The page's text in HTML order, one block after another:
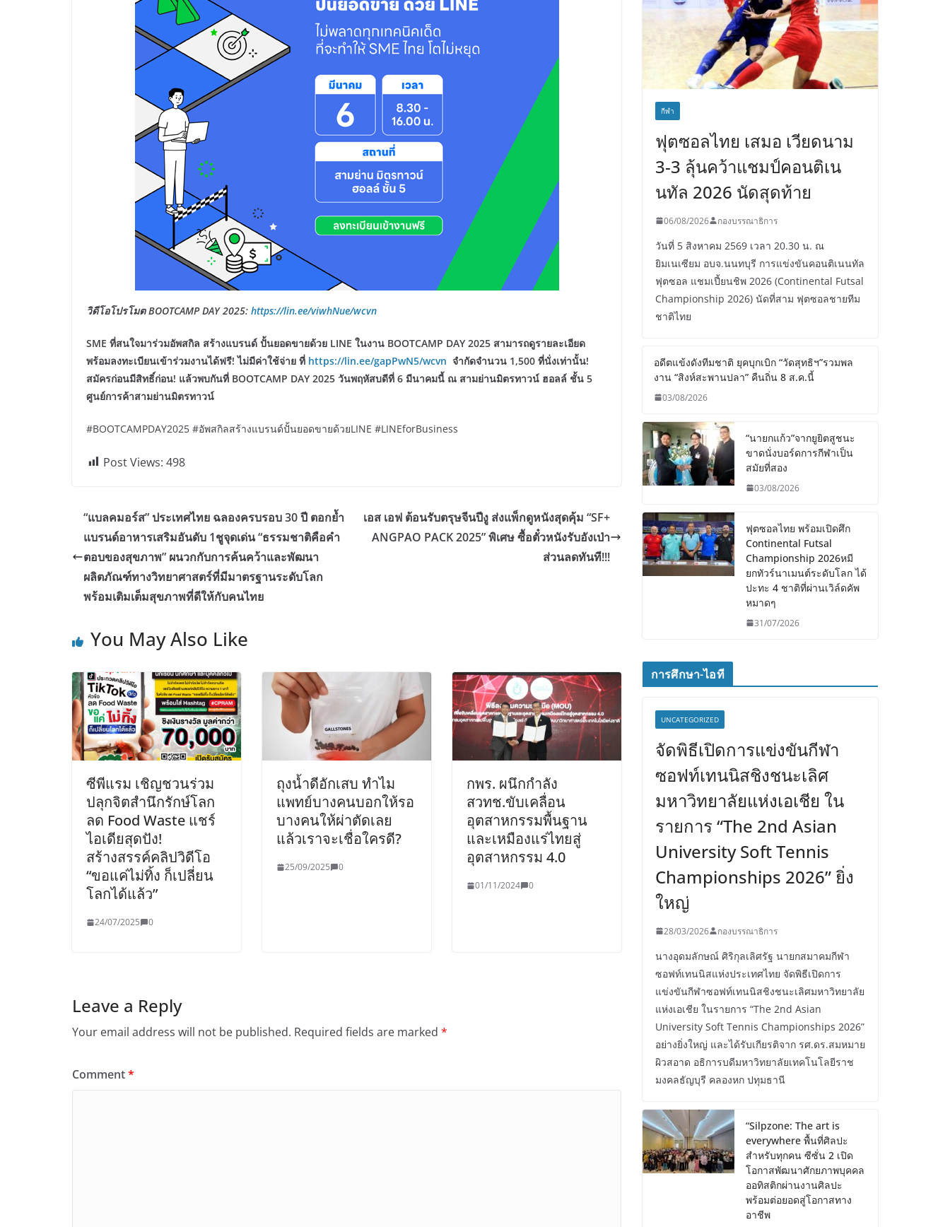
วิดีโอโปรโมตBOOTCAMP DAY 2025: https://lin.ee/viwhNue/wcvn
SME ที่สนใจมาร่วมอัพสกิล สร้างแบรนด์ ปั้นยอดขายด้วย LINE ในงาน BOOTCAMP DAY 2025 สามารถดูรายละเอียด
พร้อมลงทะเบียนเข้าร่วมงานได้ฟรี! ไม่มีค่าใช้จ่าย ที่ https://lin.ee/gapPwN5/wcvn จำกัดจำนวน 1,500 ที่นั่งเท่านั้น!
สมัครก่อนมีสิทธิ์ก่อน! แล้วพบกันที่ BOOTCAMP DAY 2025 วันพฤหัสบดีที่ 6 มีนาคมนี้ ณ สามย่านมิตรทาวน์ ฮอลล์ ชั้น 5
ศูนย์การค้าสามย่านมิตรทาวน์
#BOOTCAMPDAY2025 #อัพสกิลสร้างแบรนด์ปั้นยอดขายด้วยLINE #LINEforBusiness
Post Views: 498
“แบลคมอร์ส” ประเทศไทย ฉลองครบรอบ 30 ปี ตอกย้ำ
แบรนด์อาหารเสริมอันดับ 1ชูจุดเด่น “ธรรมชาติคือคำ
ตอบของสุขภาพ” ผนวกกับการค้นคว้าและพัฒนา
ผลิตภัณฑ์ทางวิทยาศาสตร์ที่มีมาตรฐานระดับโลก
พร้อมเติมเต็มสุขภาพที่ดีให้กับคนไทย
เอส เอฟ ต้อนรับตรุษจีนปีงู ส่งแพ็กดูหนังสุดคุ้ม “SF+
ANGPAO PACK 2025” พิเศษ ซื้อตั๋วหนังรับอังเป่า
ส่วนลดทันที!!!
You May Also Like
ซีพีแรม เชิญชวนร่วม
ปลุกจิตสำนึกรักษ์โลก
ลด Food Waste แชร์
ไอเดียสุดปัง!
สร้างสรรค์คลิปวิดีโอ
“ขอแค่ไม่ทิ้ง ก็เปลี่ยน
โลกได้แล้ว”
24/07/2025 0
ถุงน้ำดีอักเสบ ทำไม
แพทย์บางคนบอกให้รอ
บางคนให้ผ่าตัดเลย
แล้วเราจะเชื่อใครดี?
25/09/2025 0
กพร. ผนึกกำลัง
สวทช.ขับเคลื่อน
อุตสาหกรรมพื้นฐาน
และเหมืองแร่ไทยสู่
อุตสาหกรรม 4.0
01/11/2024 0
Leave a Reply
Your email address will not be published. Required fields are marked *
Comment*
กีฬา
ฟุตซอลไทย เสมอ เวียดนาม
3-3 ลุ้นคว้าแชมป์คอนติเน
นทัล 2026 นัดสุดท้าย
06/08/2026 กองบรรณาธิการ
วันที่ 5 สิงหาคม 2569 เวลา 20.30 น. ณ
ยิมเนเซียม อบจ.นนทบุรี การแข่งขันคอนติเนนทัล
ฟุตซอล แชมเปี้ยนชิพ 2026 (Continental Futsal
Championship 2026) นัดที่สาม ฟุตซอลชายทีม
ชาติไทย
อดีตแข้งดังทีมชาติ ยุคบุกเบิก “วัดสุทธิฯ”รวมพล
งาน “สิงห์สะพานปลา” คืนถิ่น 8 ส.ค.นี้
03/08/2026
“นายกแก้ว”จากยูยิตสูชนะ
ขาดนั่งบอร์ดการกีฬาเป็น
สมัยที่สอง
03/08/2026
ฟุตซอลไทย พร้อมเปิดศึก
Continental Futsal
Championship 2026หมี
ยกทัวร์นาเมนต์ระดับโลก ได้
ปะทะ 4 ชาติที่ผ่านเวิล์ดคัพ
หมาดๆ
31/07/2026
การศึกษา-ไอที
UNCATEGORIZED
จัดพิธีเปิดการแข่งขันกีฬา
ซอฟท์เทนนิสชิงชนะเลิศ
มหาวิทยาลัยแห่งเอเชีย ใน
รายการ “The 2nd Asian
University Soft Tennis
Championships 2026” ยิ่ง
ใหญ่
28/03/2026 กองบรรณาธิการ
นางอุดมลักษณ์ ศิริกุลเลิศรัฐ นายกสมาคมกีฬา
ซอฟท์เทนนิสแห่งประเทศไทย จัดพิธีเปิดการ
แข่งขันกีฬาซอฟท์เทนนิสชิงชนะเลิศมหาวิทยาลัย
แห่งเอเชีย ในรายการ “The 2nd Asian
University Soft Tennis Championships 2026”
อย่างยิ่งใหญ่ และได้รับเกียรติจาก รศ.ดร.สมหมาย
ผิวสอาด อธิการบดีมหาวิทยาลัยเทคโนโลยีราช
มงคลธัญบุรี คลองหก ปทุมธานี
“Silpzone: The art is
everywhere พื้นที่ศิลปะ
สำหรับทุกคน ซีซั่น 2 เปิด
โอกาสพัฒนาศักยภาพบุคคล
ออทิสติกผ่านงานศิลปะ
พร้อมต่อยอดสู่โอกาสทาง
อาชีพ